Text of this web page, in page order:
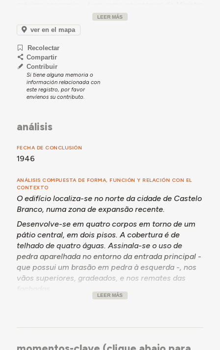
das Obras Públicas, Duarte Pacheco, em relação ao
projeto, levaram a que se reconhecesse a vantagem de
construir um novo edifício para a cadeia comarcã.
Um novo projeto foi elaborado pela comissão em 1943,
com parte arquitetónica delineada pelo arquiteto
Rodrigues Lima
. O edifício foi construído até 1946,
numa nova localização em terrenos adquiridos pela
Câmara Municipal, com entrega à Direção-Geral dos
Serviços Prisionais dois anos depois.
ocupa o edifício, que nessa altura sofreu profundas
LEER MÁS
ver en el mapa
Recolectar
Compartir
Contribuir
Si tiene alguna memoria o
información relacionada con
este registro, por favor
envíenos su contributo.
análisis
FECHA DE CONCLUSIÓN
1946
ANÁLISIS COMPUESTA DE FORMA, FUNCIÓN Y RELACIÓN CON EL
CONTEXTO
O edifício localiza-se no norte da cidade de Castelo
Branco, numa zona de expansão recente.
Desenvolve-se em quatro corpos em torno de um
pátio central, em dois pisos. A cobertura é de
telhado de quatro águas. Assinala-se o uso de
pedra aparelhada no entorno da entrada principal -
que possui um brasão em pedra à esquerda -, nos
vãos superiores, gradeados, e nos remates das
mulheres (16 e 6 celas, respetivamente), com celas
sanitárias e pátios de recreio cobertos. Na entrada
LEER MÁS